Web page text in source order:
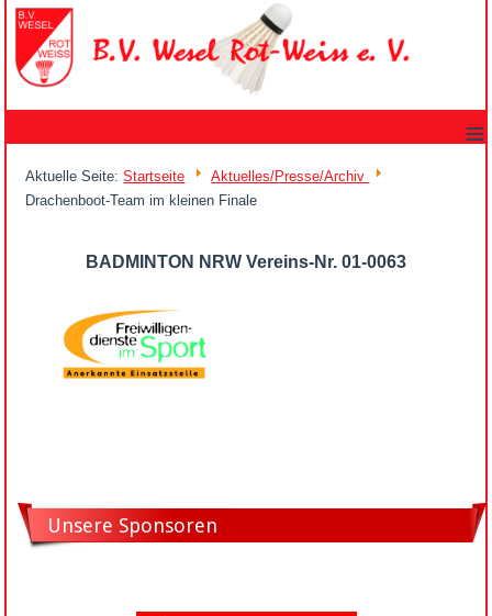
≡
Aktuelle Seite:Startseite
Aktuelles/Presse/Archiv
Drachenboot-Team im kleinen Finale
BADMINTON NRW Vereins-Nr. 01-0063
Unsere Sponsoren